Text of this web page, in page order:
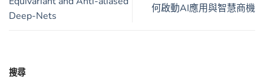
Deep-Nets
何啟動AI應用與智慧商機
搜尋